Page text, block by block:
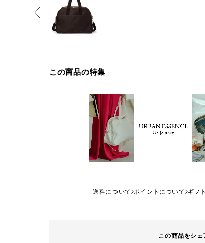
この商品の特集
送料について ポイントについて ギフ
この商品をシェ